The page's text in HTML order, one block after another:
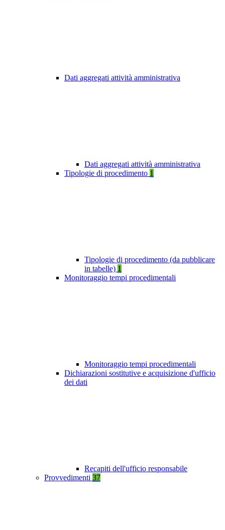
Dati aggregati attività amministrativa
Dati aggregati attività amministrativa
Tipologie di procedimento 1
Tipologie di procedimento (da pubblicare
in tabelle) 1
Monitoraggio tempi procedimentali
Monitoraggio tempi procedimentali
Dichiarazioni sostitutive e acquisizione d'ufficio
dei dati
Recapiti dell'ufficio responsabile
Provvedimenti 37